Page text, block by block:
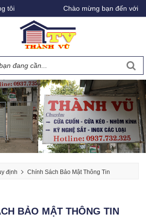
Chào mừng bạn đến với
định Chính Sách Bảo Mật Thông Tin
BẢO MẬT THÔNG TIN